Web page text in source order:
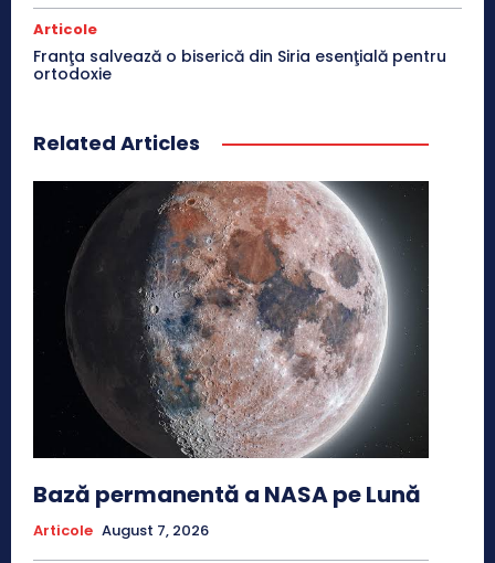
Articole
Franţa salvează o biserică din Siria esenţială pentru
ortodoxie
Related Articles
Bază permanentă a NASA pe Lună
Articole August 7, 2026